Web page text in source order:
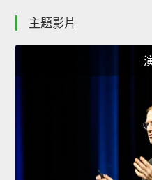
主題影片